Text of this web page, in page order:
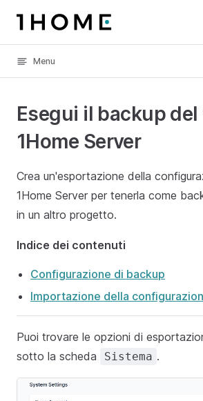
Skip to content
Menu
Esegui il backup
1Home Server
Crea un'esportazione della
1Home Server per tenerla come
in un altro progetto.
Indice dei contenuti
Configurazione di backup
Importazione della
Puoi trovare le opzioni di
sotto la scheda
Sistema .